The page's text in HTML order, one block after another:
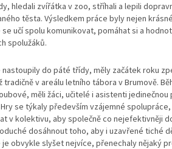
hledali zvířátka v zoo, stříhali a lepili
těsta. Výsledkem práce byly nejen
učí spolu komunikovat, pomáhat si a
spolužáků.
do páté třídy, měly začátek roku
tradičně v areálu letního tábora v Brumově.
měli žáci, učitelé i asistenti
se týkaly především vzájemné
v kolektivu, aby společně co nejefektivněji
dosáhnout toho, aby i uzavřené tiché
obvykle slyšet nejvíce, přenechaly nějaký